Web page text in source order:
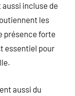
incluse de
les
présence forte
essentiel pour
aussi du